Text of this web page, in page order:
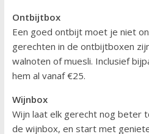
Ontbijtbox
Een goed ontbijt moet je niet
gerechten in de ontbijtboxen
walnoten of muesli. Inclusief
hem al vanaf €25.
Wijnbox
Wijn laat elk gerecht nog beter
de wijnbox, en start met